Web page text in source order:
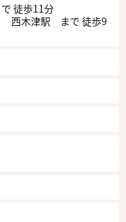
徒歩11分
西木津駅 まで 徒歩9